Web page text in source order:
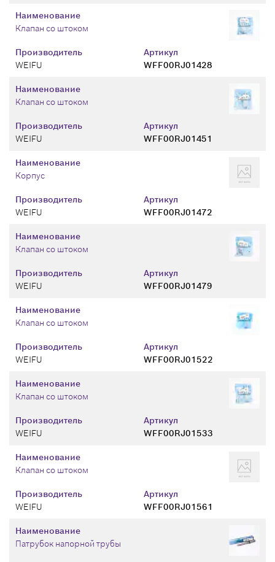
Производитель
WEIFU
Артикул
WFF00RJ01428
Наименование
Клапан со штоком
Производитель
WEIFU
Артикул
WFF00RJ01451
Наименование
Клапан со штоком
Производитель
WEIFU
Артикул
WFF00RJ01472
Наименование
Корпус
Производитель
WEIFU
Артикул
WFF00RJ01479
Наименование
Клапан со штоком
Производитель
WEIFU
Артикул
WFF00RJ01522
Наименование
Клапан со штоком
Производитель
WEIFU
Артикул
WFF00RJ01533
Наименование
Клапан со штоком
Производитель
WEIFU
Артикул
WFF00RJ01561
Наименование
Клапан со штоком
Наименование
Патрубок напорной трубы